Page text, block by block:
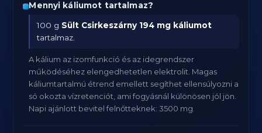
Mennyi káliumot tartalmaz?
100 g Sült Csirkeszárny 194 mg káliumot
tartalmaz.
A kálium az izomfunkció és az idegrendszer
működéséhez elengedhetetlen elektrolit. Magas
káliumtartalmú étrend emellett segíthet ellensúlyozni a
só okozta vízretenciót, ami fogyásnál különösen jól jön.
Napi ajánlott bevitel felnőtteknek: 3500 mg.